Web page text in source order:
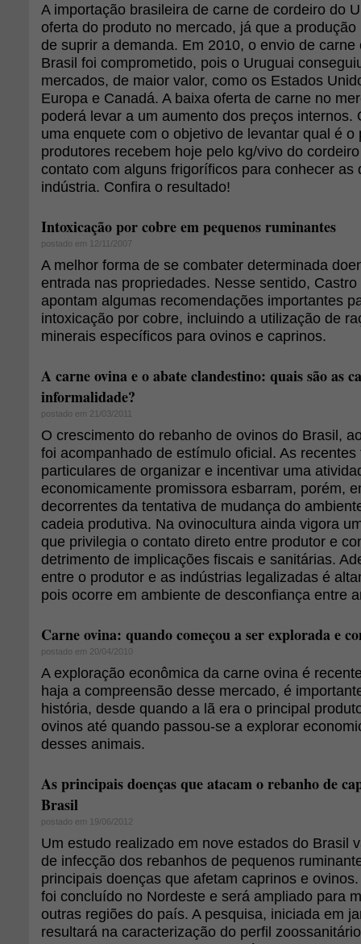
A importação brasileira de carne de cordeiro do
oferta do produto no mercado, já que a
de suprir a demanda. Em 2010, o envio de
Brasil foi comprometido, pois o Uruguai
mercados, de maior valor, como os Estados
Europa e Canadá. A baixa oferta de carne no
poderá levar a um aumento dos preços internos.
uma enquete com o objetivo de levantar qual é o
produtores recebem hoje pelo kg/vivo do
contato com alguns frigoríficos para conhecer as
indústria. Confira o resultado!
Intoxicação por cobre em pequenos ruminantes
postado em 12/11/2007
A melhor forma de se combater determinada
entrada nas propriedades. Nesse sentido, Castro
apontam algumas recomendações importantes
intoxicação por cobre, incluindo a utilização de
minerais específicos para ovinos e caprinos.
A carne ovina e o abate clandestino: quais são as
informalidade?
postado em 21/03/2011
O crescimento do rebanho de ovinos do Brasil,
foi acompanhado de estímulo oficial. As recentes
particulares de organizar e incentivar uma
economicamente promissora esbarram, porém,
decorrentes da tentativa de mudança do
cadeia produtiva. Na ovinocultura ainda vigora
que privilegia o contato direto entre produtor e
detrimento de implicações fiscais e sanitárias.
entre o produtor e as indústrias legalizadas é
pois ocorre em ambiente de desconfiança entre
Carne ovina: quando começou a ser explorada e
postado em 20/04/2010
A exploração econômica da carne ovina é
haja a compreensão desse mercado, é
história, desde quando a lã era o principal
ovinos até quando passou-se a explorar
desses animais.
As principais doenças que atacam o rebanho de
Brasil
postado em 19/06/2012
Um estudo realizado em nove estados do Brasil
de infecção dos rebanhos de pequenos
principais doenças que afetam caprinos e
foi concluído no Nordeste e será ampliado para
outras regiões do país. A pesquisa, iniciada em
resultará na caracterização do perfil